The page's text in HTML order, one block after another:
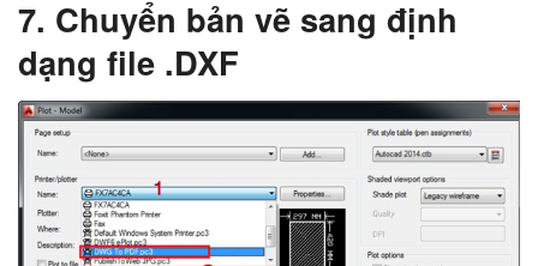
7. Chuyển bản vẽ sang định
dạng file .DXF